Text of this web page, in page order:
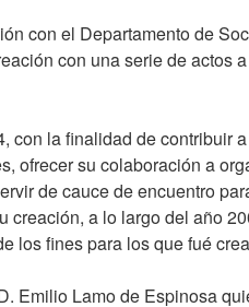
con el Departamento de
con una serie de actos a
con la finalidad de contribuir
ofrecer su colaboración a
de cauce de encuentro
creación, a lo largo del año
los fines para los que fué
Emilio Lamo de Espinosa